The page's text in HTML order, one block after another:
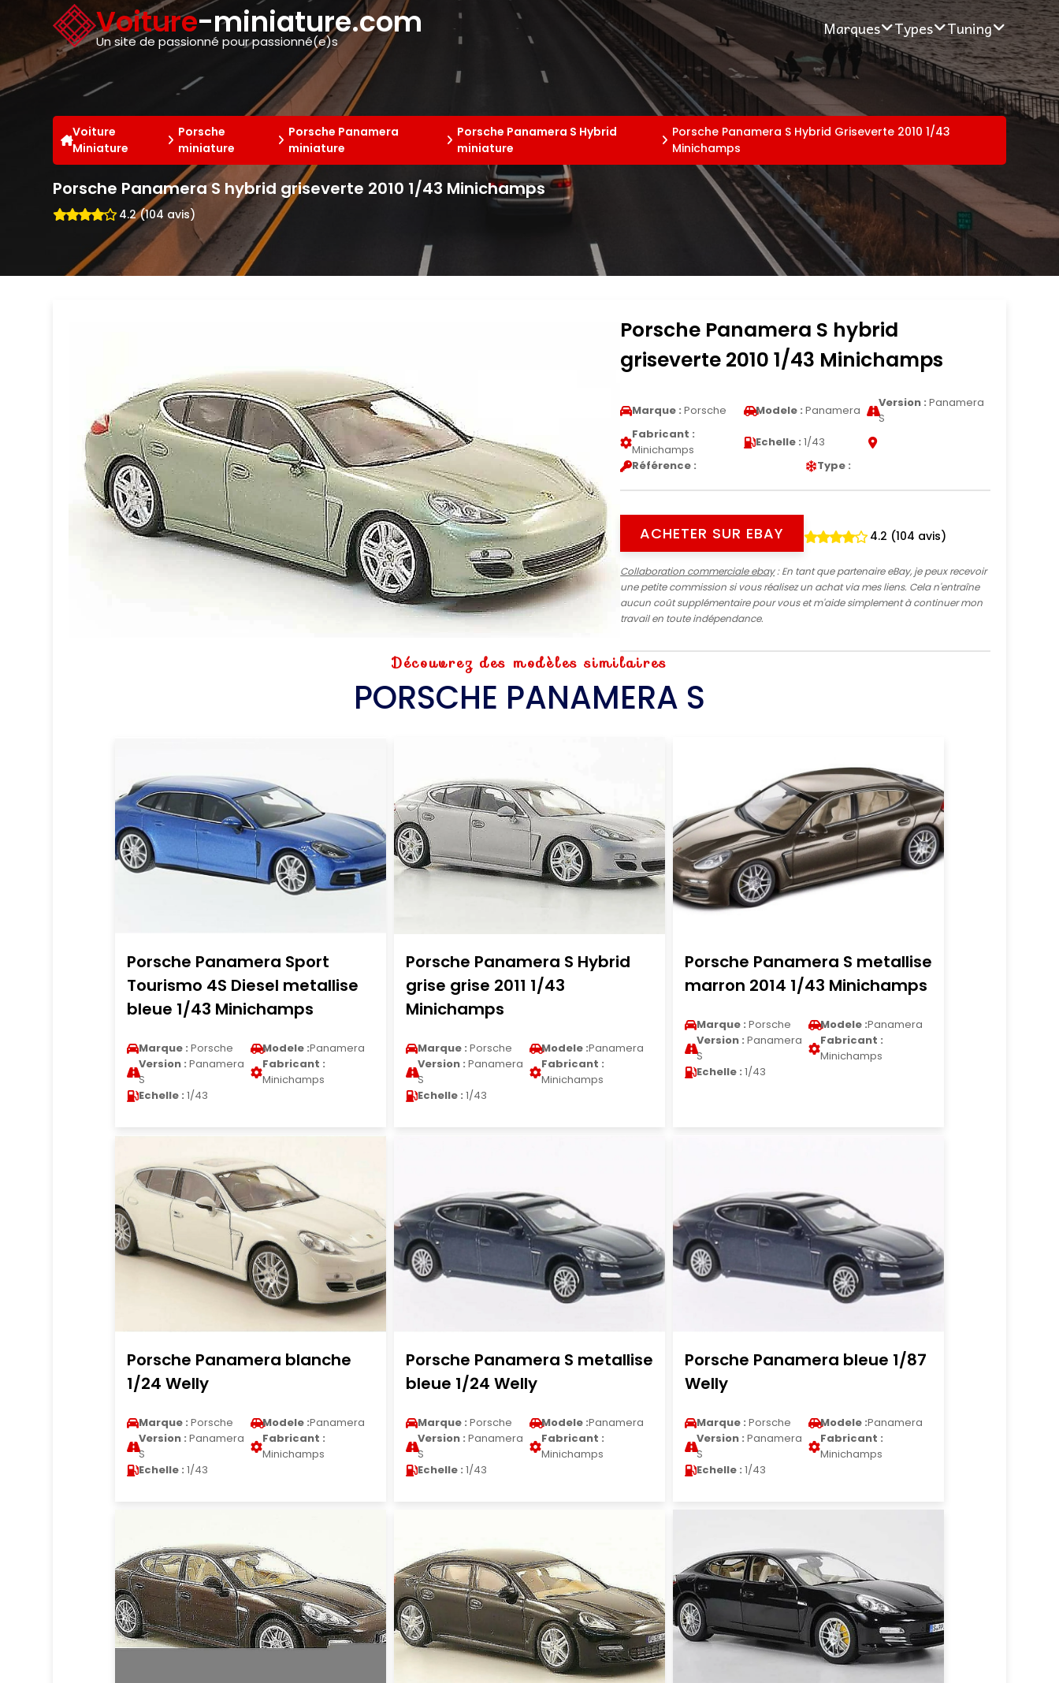
Voiture-miniature.com
Un site de passionné pour passionné(e)s
Marques Types Tuning
Voiture
Miniature
Porsche
miniature
Porsche Panamera
miniature
Porsche Panamera S Hybrid
miniature
Porsche Panamera S Hybrid Griseverte 2010 1/43
Minichamps
Porsche Panamera S hybrid griseverte 2010 1/43 Minichamps
4.2 (104 avis)
Porsche Panamera S hybrid
griseverte 2010 1/43 Minichamps
Marque : Porsche Modele : Panamera
Version : Panamera
S
Fabricant :
Minichamps
Echelle : 1/43
Référence :
Type :
ACHETER SUR EBAY 4.2 (104 avis)
Collaboration commerciale ebay: En tant que partenaire eBay, je peux recevoir
une petite commission si vous réalisez un achat via mes liens. Cela n'entraîne
aucun coût supplémentaire pour vous et m'aide simplement à continuer mon
travail en toute indépendance.
Découvrez des modèles similaires
PORSCHE PANAMERA S
Porsche Panamera Sport
Tourismo 4S Diesel metallise
bleue 1/43 Minichamps
Marque : Porsche Modele :Panamera
Version : Panamera
S
Fabricant :
Minichamps
Echelle : 1/43
Porsche Panamera S Hybrid
grise grise 2011 1/43
Minichamps
Marque : Porsche Modele :Panamera
Version : Panamera
S
Fabricant :
Minichamps
Echelle : 1/43
Porsche Panamera S metallise
marron 2014 1/43 Minichamps
Marque : Porsche Modele :Panamera
Version : Panamera
S
Fabricant :
Minichamps
Echelle : 1/43
Porsche Panamera blanche
1/24 Welly
Marque : Porsche Modele :Panamera
Version : Panamera
S
Fabricant :
Minichamps
Echelle : 1/43
Porsche Panamera S metallise
bleue 1/24 Welly
Marque : Porsche Modele :Panamera
Version : Panamera
S
Fabricant :
Minichamps
Echelle : 1/43
Porsche Panamera bleue 1/87
Welly
Marque : Porsche Modele :Panamera
Version : Panamera
S
Fabricant :
Minichamps
Echelle : 1/43
Panneau de gestion des cookies